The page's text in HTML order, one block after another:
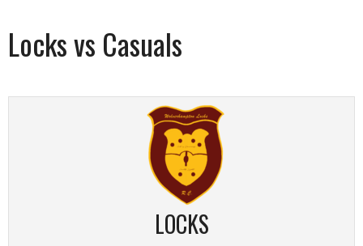
Locks vs Casuals
LOCKS